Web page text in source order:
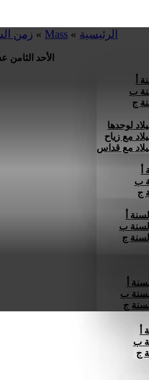
أ
ب
ج
لوحدها
مع زياح
مع قداس
ب
ج
أ
السنة ب
ج
أ
ب
ج
ب
ج
الرئيسية »
Mass
» زمن
الأحد